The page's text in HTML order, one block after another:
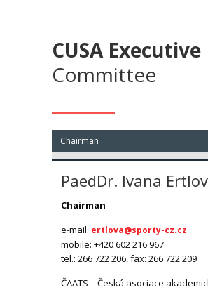
CUSA Executive
Committee
Chairman
PaedDr. Ivana
Chairman
e-mail: ertlova@sporty-cz.cz
mobile: +420 602 216 967
tel.: 266 722 206, fax: 266 722 209
ČAATS – Česká asociace